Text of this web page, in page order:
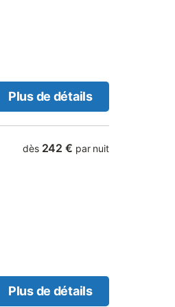
Plus de détails
dès 242 € par nuit
Plus de détails